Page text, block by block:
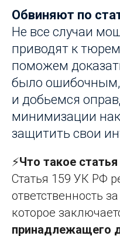
Обвиняют по
Не все случаи
приводят к
поможем
было
и добьемся
минимизации
защитить свои
⚡Что такое
Статья 159 УК РФ
ответственность за
которое
принадлежащего